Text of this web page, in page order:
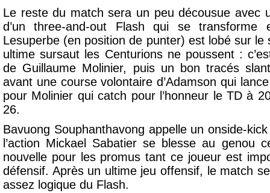
Le reste du match sera un peu décousue avec
d’un three-and-out Flash qui se
Lesuperbe (en position de punter) est lobé sur
ultime sursaut les Centurions ne poussent :
de Guillaume Molinier, puis un bon tracés
avant une course volontaire d’Adamson qui
pour Molinier qui catch pour l’honneur le TD à
26.
Bavuong Souphanthavong appelle un onside-
l’action Mickael Sabatier se blesse au genou
nouvelle pour les promus tant ce joueur est
défensif. Après un ultime jeu offensif, le match
assez logique du Flash.